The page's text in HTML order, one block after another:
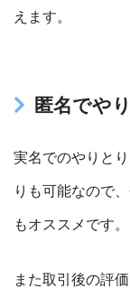
えます。
匿名でや
実名でのやりと
りも可能なので
もオススメです。
また取引後の評